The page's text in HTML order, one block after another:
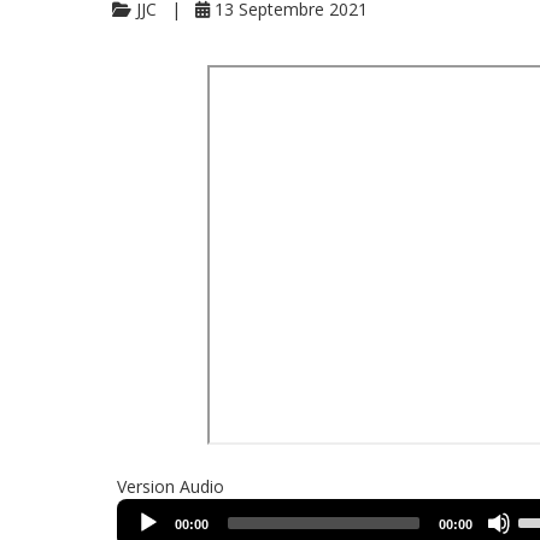
JJC 13 Septembre 2021
Version Audio
00:00 00:00